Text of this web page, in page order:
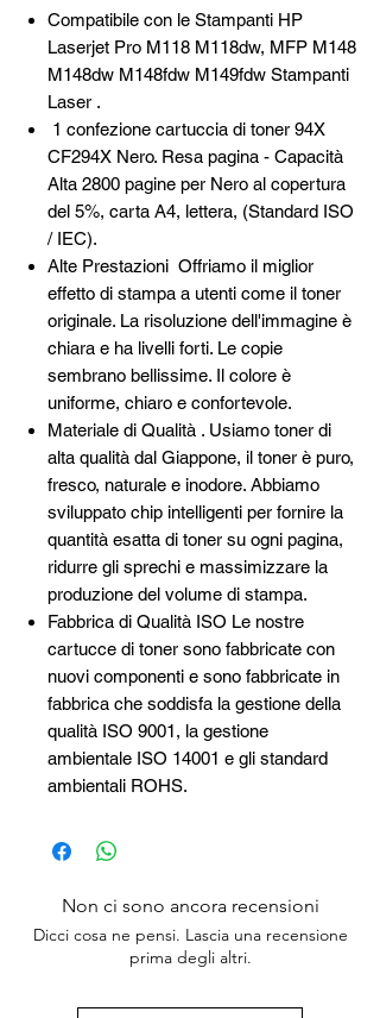
Compatibile con le Stampanti HP
Laserjet Pro M118 M118dw, MFP M148
M148dw M148fdw M149fdw Stampanti
Laser .
1 confezione cartuccia di toner 94X
CF294X Nero. Resa pagina - Capacità
Alta 2800 pagine per Nero al copertura
del 5%, carta A4, lettera, (Standard ISO
/ IEC).
Alte Prestazioni Offriamo il miglior
effetto di stampa a utenti come il toner
originale. La risoluzione dell'immagine è
chiara e ha livelli forti. Le copie
sembrano bellissime. Il colore è
uniforme, chiaro e confortevole.
Materiale di Qualità . Usiamo toner di
alta qualità dal Giappone, il toner è puro,
fresco, naturale e inodore. Abbiamo
sviluppato chip intelligenti per fornire la
quantità esatta di toner su ogni pagina,
ridurre gli sprechi e massimizzare la
produzione del volume di stampa.
Fabbrica di Qualità ISO Le nostre
cartucce di toner sono fabbricate con
nuovi componenti e sono fabbricate in
fabbrica che soddisfa la gestione della
qualità ISO 9001, la gestione
ambientale ISO 14001 e gli standard
ambientali ROHS.
Non ci sono ancora recensioni
Dicci cosa ne pensi. Lascia una recensione
prima degli altri.